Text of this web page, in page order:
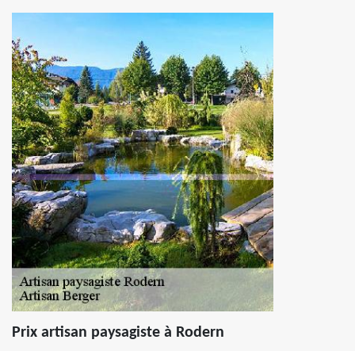
Prix artisan paysagiste à Rodern